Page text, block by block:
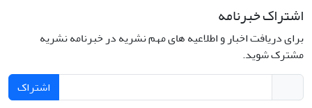
اشتراک خبرنامه
برای دریافت اخبار و اطلاعیه های مهم نشریه در خبرنامه نشریه
مشترک شوید.
اشتراک